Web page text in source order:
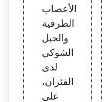
الأعصاب
الطرفية
والحبل
الشوكي
لدى
الفئران،
على